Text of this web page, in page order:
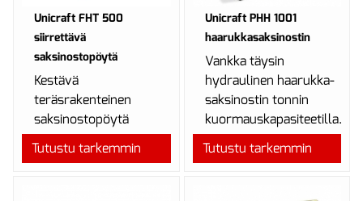
Unicraft FHT 500
siirrettävä
saksinostopöytä
Kestävä
teräsrakenteinen
saksinostopöytä
huikealla 500 kg
kuormauskapasiteetilla.
Tutustu tarkemmin
Unicraft PHH 1001
haarukkasaksinostin
Vankka täysin
hydraulinen haarukka-
saksinostin tonnin
kuormauskapasiteetilla.
Tutustu tarkemmin